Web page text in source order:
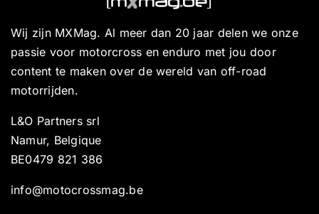
Wij zijn MXMag. Al meer dan 20 jaar delen we onze
passie voor motorcross en enduro met jou door
content te maken over de wereld van off-road
motorrijden.
L&O Partners srl
Namur, Belgique
BE0479 821 386
info@motocrossmag.be